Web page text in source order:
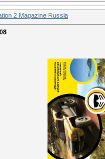
2 Magazine Russia